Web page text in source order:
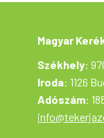
Magyar
Székhely:
Iroda: 1126
Adószám: